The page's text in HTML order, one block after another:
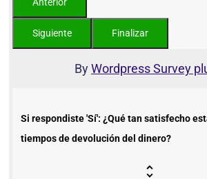
ByWordpress Survey
Si respondiste 'Sí': ¿Qué tan satisfecho
tiempos de devolución del dinero?